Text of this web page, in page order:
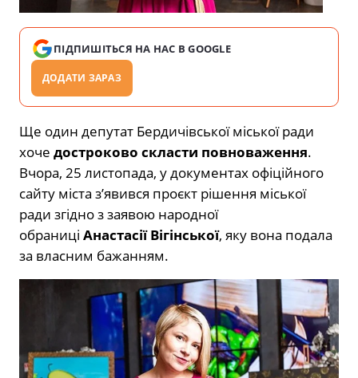
ПІДПИШІТЬСЯ НА НАС В GOOGLE
ДОДАТИ ЗАРАЗ
Ще один депутат Бердичівської міської ради
хоче достроково скласти повноваження.
Вчора, 25 листопада, у документах офіційного
сайту міста з’явився проєкт рішення міської
ради згідно з заявою народної
обраниці Анастасії Вігінської, яку вона подала
за власним бажанням.